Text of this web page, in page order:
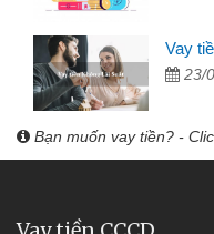
Vay
23/
Bạn muốn vay tiền? -